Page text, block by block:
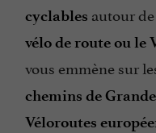
cyclables autour
vélo de route ou le
vous emmène sur
chemins de
Véloroutes